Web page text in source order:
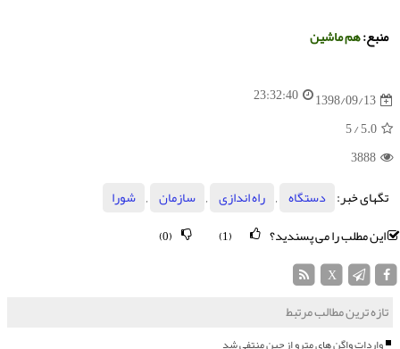
منبع:هم ماشین
1398/09/13
23:32:40
5.0
/ 5
3888
تگهای خبر:
دستگاه , راه اندازی , سازمان ,
شورا
این مطلب را می پسندید؟
(0)
تازه ترین مطالب مرتبط
واردات واگن های مترو از چین منتفی شد